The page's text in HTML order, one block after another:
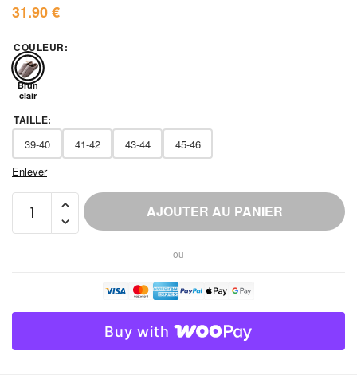
31.90€
COULEUR:
Brun
clair
TAILLE:
39-40 41-42 43-44
45-46
Enlever
Chausson
Douillet
AJOUTER AU PANIER
— ou —
Buy with